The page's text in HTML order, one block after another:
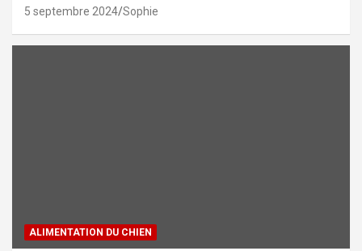
5 septembre 2024 Sophie
ALIMENTATION DU CHIEN